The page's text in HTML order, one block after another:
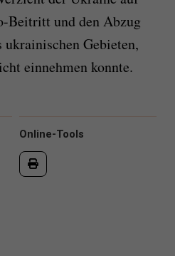
Beitritt und den Abzug
Gebieten,
einnehmen konnte.
Online-Tools